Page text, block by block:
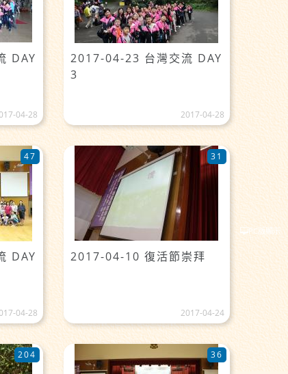
DAY
04-28
2017-04-23 台灣交流 DAY
3
2017-04-28
DAY
47
04-28
2017-04-10 復活節崇拜
31
2017-04-24
204 36
PC版顯示